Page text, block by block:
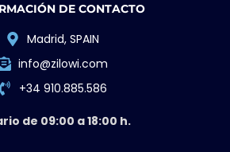
DE CONTACTO
Madrid, SPAIN
info@zilowi.com
+34 910.885.586
de 09:00 a 18:00 h.